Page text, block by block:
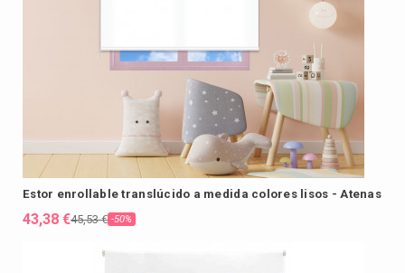
Estor enrollable translúcido a medida colores lisos - Atenas
43,38 €45,53 € -50%